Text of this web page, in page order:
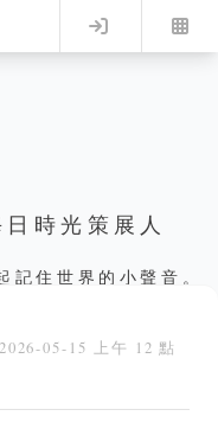
Log in
時光策展人
記住世界的小聲音。
2026-05-15 上午 12 點